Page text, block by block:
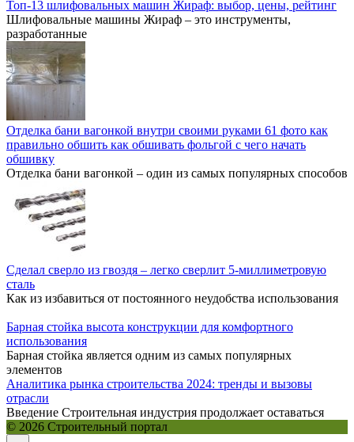
Топ-13 шлифовальных машин Жираф: выбор, цены, рейтинг
Шлифовальные машины Жираф – это инструменты,
разработанные
Отделка бани вагонкой внутри своими руками 61 фото как
правильно обшить как обшивать фольгой с чего начать
обшивку
Отделка бани вагонкой – один из самых популярных способов
Сделал сверло из гвоздя – легко сверлит 5-миллиметровую
сталь
Как из избавиться от постоянного неудобства использования
Барная стойка высота конструкции для комфортного
использования
Барная стойка является одним из самых популярных
элементов
Аналитика рынка строительства 2024: тренды и вызовы
отрасли
Введение Строительная индустрия продолжает оставаться
© 2026 Строительный портал